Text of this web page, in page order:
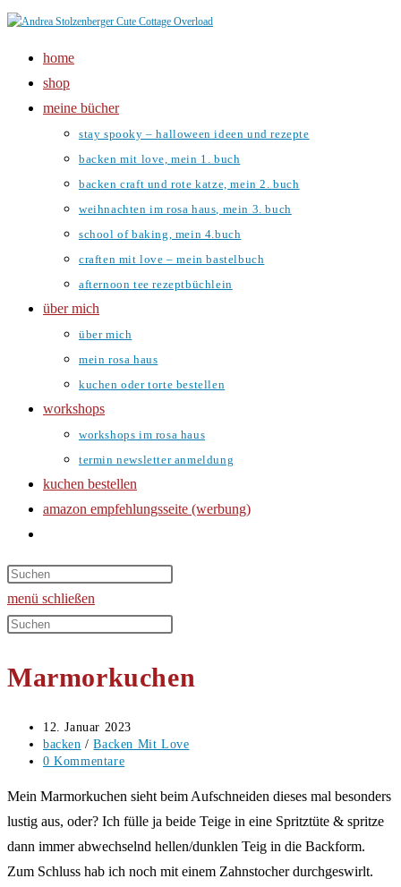
Zum
springen
home
shop
meine bücher
stay spooky – halloween ideen und rezepte
backen mit love, mein 1. buch
backen craft und rote katze, mein 2. buch
weihnachten im rosa haus, mein 3. buch
school of baking, mein 4.buch
craften mit love – mein bastelbuch
afternoon tee rezeptbüchlein
über mich
über mich
mein rosa haus
kuchen oder torte bestellen
workshops
workshops im rosa haus
termin newsletter anmeldung
kuchen bestellen
amazon empfehlungsseite (werbung)
umschalten
menü schließen
Diese
durchsuchen
Marmorkuchen
Beitrag
veröffentlicht:
12. Januar 2023
Beitrags-
Kategorie:
backen / Backen Mit Love
Beitrags-
0 Kommentare
Mein Marmorkuchen sieht beim Aufschneiden dieses mal besonders
lustig aus, oder? Ich fülle ja beide Teige in eine Spritztüte & spritze
dann immer abwechselnd hellen/dunklen Teig in die Backform.
Zum Schluss hab ich noch mit einem Zahnstocher durchgeswirlt.